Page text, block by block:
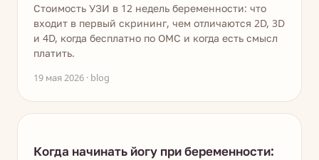
Стоимость УЗИ в 12 недель беременности: что
входит в первый скрининг, чем отличаются 2D, 3D
и 4D, когда бесплатно по ОМС и когда есть смысл
платить.
19 мая 2026 · blog
Когда начинать йогу при беременности: